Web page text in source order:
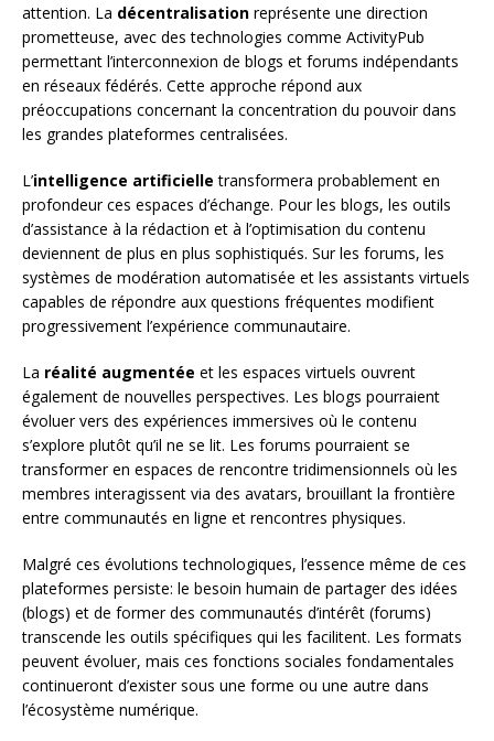
attention. La décentralisation représente une direction
prometteuse, avec des technologies comme ActivityPub
permettant l’interconnexion de blogs et forums indépendants
en réseaux fédérés. Cette approche répond aux
préoccupations concernant la concentration du pouvoir dans
les grandes plateformes centralisées.
L’intelligence artificielle transformera probablement en
profondeur ces espaces d’échange. Pour les blogs, les outils
d’assistance à la rédaction et à l’optimisation du contenu
deviennent de plus en plus sophistiqués. Sur les forums, les
systèmes de modération automatisée et les assistants virtuels
capables de répondre aux questions fréquentes modifient
progressivement l’expérience communautaire.
La réalité augmentée et les espaces virtuels ouvrent
également de nouvelles perspectives. Les blogs pourraient
évoluer vers des expériences immersives où le contenu
s’explore plutôt qu’il ne se lit. Les forums pourraient se
transformer en espaces de rencontre tridimensionnels où les
membres interagissent via des avatars, brouillant la frontière
entre communautés en ligne et rencontres physiques.
Malgré ces évolutions technologiques, l’essence même de ces
plateformes persiste: le besoin humain de partager des idées
(blogs) et de former des communautés d’intérêt (forums)
transcende les outils spécifiques qui les facilitent. Les formats
peuvent évoluer, mais ces fonctions sociales fondamentales
continueront d’exister sous une forme ou une autre dans
l’écosystème numérique.